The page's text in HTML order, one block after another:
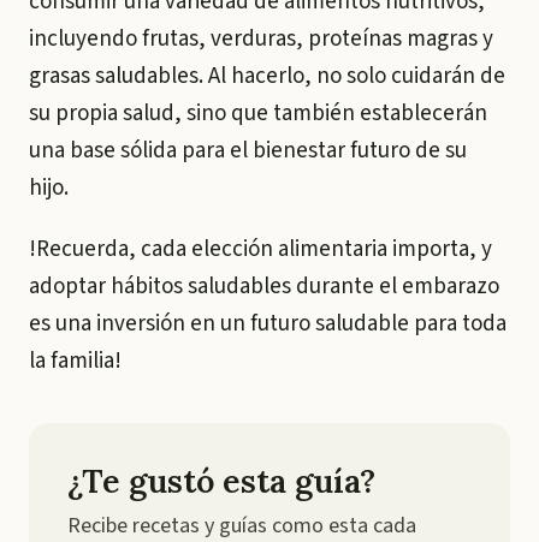
incluyendo frutas, verduras, proteínas magras y
grasas saludables. Al hacerlo, no solo cuidarán de
su propia salud, sino que también establecerán
una base sólida para el bienestar futuro de su
hijo.
!Recuerda, cada elección alimentaria importa, y
adoptar hábitos saludables durante el embarazo
es una inversión en un futuro saludable para toda
la familia!
¿Te gustó esta guía?
Recibe recetas y guías como esta cada